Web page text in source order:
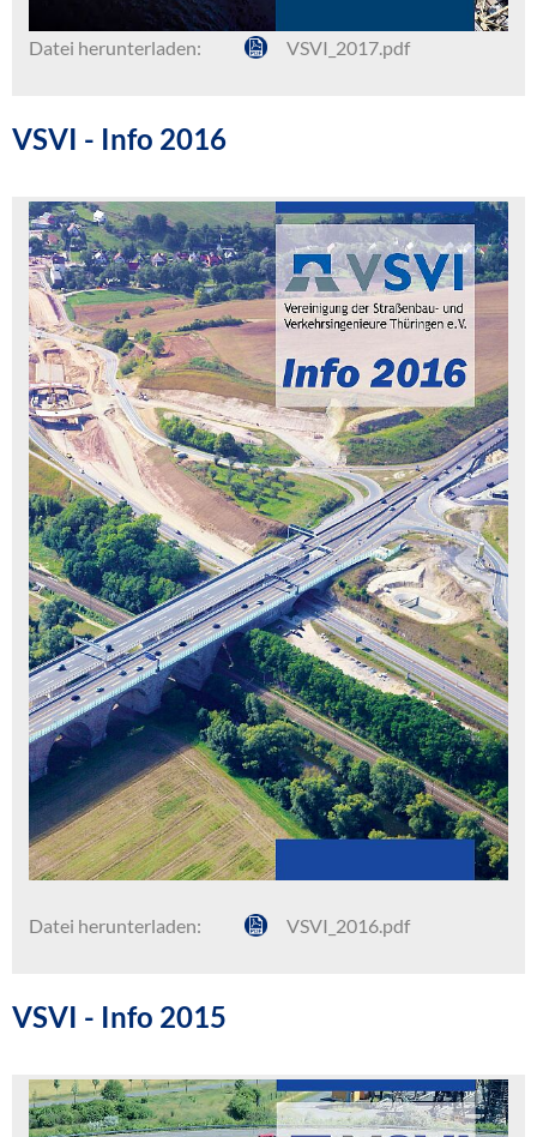
Datei herunterladen: VSVI_2017.pdf
VSVI - Info 2016
Datei herunterladen: VSVI_2016.pdf
VSVI - Info 2015